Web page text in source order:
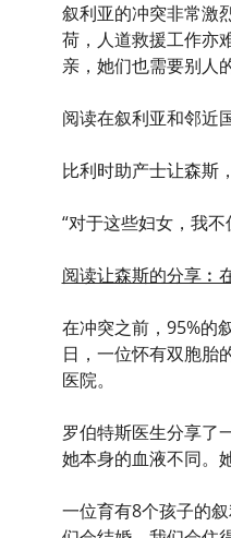
叙利亚的冲突非常激
荷，人道救援工作亦
亲，她们也需要别人
阅读在叙利亚和邻近
比利时助产士让森斯
“对于这些妇女，我
阅读让森斯的分享︰
在冲突之前，95%的
日，一位怀有双胞胎
医院。
罗伯特斯医生分享了
她本身的血液不同。
一位育有8个孩子的